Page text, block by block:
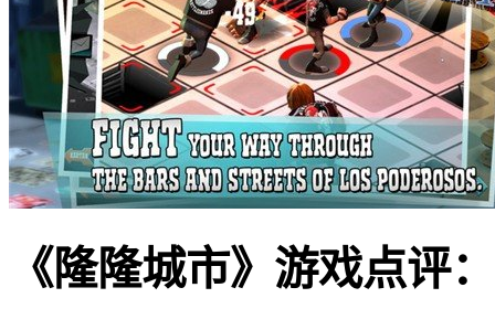
《隆隆城市》游戏点评：